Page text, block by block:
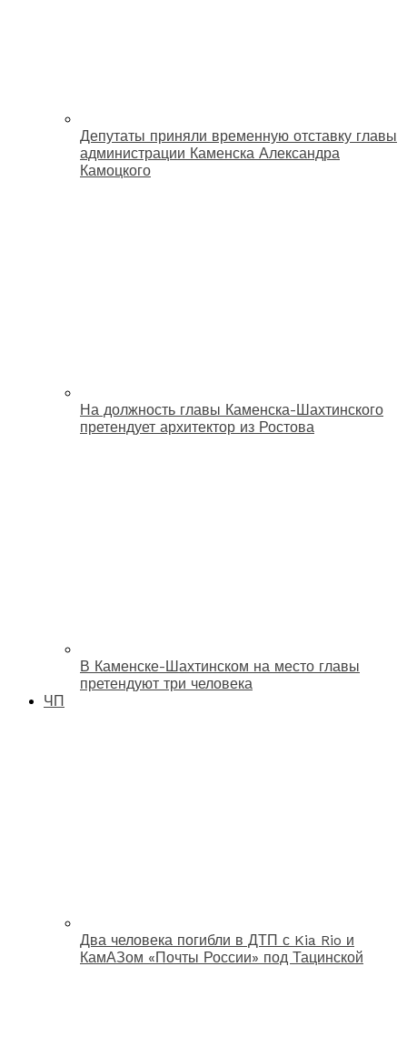
Депутаты приняли временную отставку главы
администрации Каменска Александра
Камоцкого
На должность главы Каменска-Шахтинского
претендует архитектор из Ростова
В Каменске-Шахтинском на место главы
претендуют три человека
ЧП
Два человека погибли в ДТП с Kia Rio и
КамАЗом «Почты России» под Тацинской